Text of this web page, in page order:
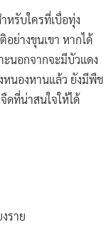
หรับใครที่เบื่อทุ่ง
ย่างขุนเขา หากได้
ะนอกจากจะมีบัวแดง
นองหานแล้ว ยังมีพืช
ที่น่าสนใจให้ได้
ราย